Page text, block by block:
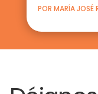
POR MARÍA JOSÉ